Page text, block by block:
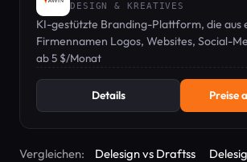
DESIGN & KREATIVES
KI-gestützte Branding-Plattform, die aus
Firmennamen Logos, Websites, Social-
Druckmaterialien generiert.
ab 5 $/Monat
Details Preise
Vergleichen: Delesign vs Draftss